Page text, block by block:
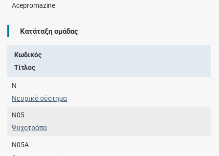
Acepromazine
Κατάταξη ομάδας
Κωδικός
Τίτλος
N
Νευρικό σύστημα
N05
Ψυχοτρόπα
N05A